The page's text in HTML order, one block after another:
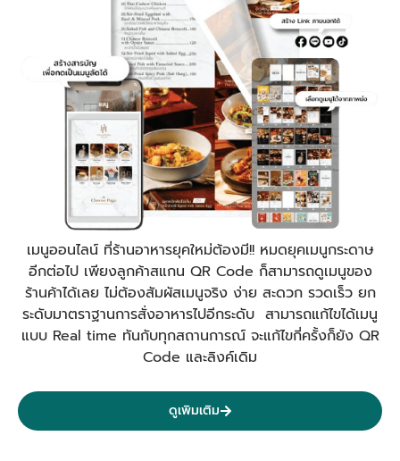
เมนูออนไลน์ ที่ร้านอาหารยุคใหม่ต้องมี!! หมดยุคเมนูกระดาษ
อีกต่อไป เพียงลูกค้าสแกน QR Code ก็สามารถดูเมนูของ
ร้านค้าได้เลย ไม่ต้องสัมผัสเมนูจริง ง่าย สะดวก รวดเร็ว ยก
ระดับมาตราฐานการสั่งอาหารไปอีกระดับ สามารถแก้ไขได้เมนู
แบบ Real time ทันกับทุกสถานการณ์ จะแก้ไขกี่ครั้งก็ยัง QR
Code และลิงค์เดิม
ดูเพิมเติม